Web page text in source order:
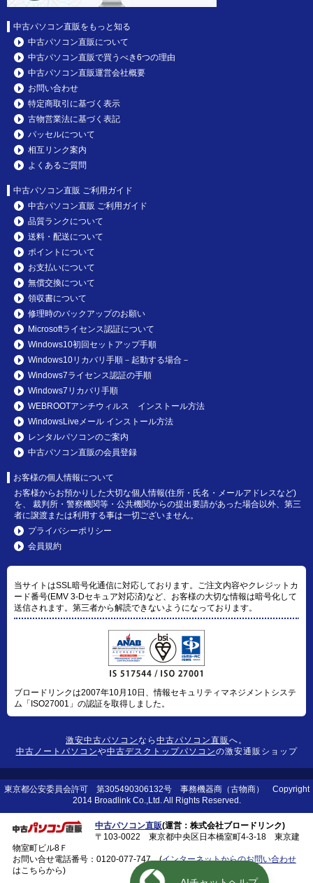
中古パソコン直販をもっと知る
中古パソコン直販について
中古パソコン直販で買うべき6つの理由
中古パソコン直販運営会社概要
お問い合わせ
特定商取引に基づく表示
古物営業法に基づく表記
パッセルについて
相互リンク案内
よくあるご質問
中古パソコン直販 ご利用ガイド
中古パソコン直販 ご利用ガイド
品質ランクについて
送料・配送について
ポイントについて
お支払いについて
無償交換について
領収書について
修理時のバックアップのお願い
Microsoftライセンス認証について
Windows10初回セットアップ手順
Windows10リカバリ手順－起動する場合－
Windows7ライセンス認証の手順
Windows7リカバリ手順
WEBROOTアンチウィルス インストール方法
WindowsLiveメール インストール方法
レンタルパソコンのご案内
中古パソコン直販の会員登録
お客様の個人情報について
お客様からお預かりした大切な個人情報(住所・氏名・メールアドレスなど)
を、 裁判所・警察機関等・公共機関からの提出要請があった場合以外、第三
者に譲渡または利用する事は一切ございません。
プライバシーポリシー
会員規約
当サイトはSSL暗号化通信に対応しております。ご注文内容やクレジットカ
ード番号(EMV 3-Dセキュア対応済)など、お客様の大切な情報は暗号化して
送信されます。第三者から解読できないようになっております。
ブロードリンクは2007年10月10日、情報セキュリティマネジメントシステ
ム「ISO27001」の認証を取得しました。
激安中古パソコンなら 中古パソコン直販 へ。
中古ノートパソコンや中古デスクトップパソコンの激安通販ショップ
東京都公安委員会許可 第305490306132号 事務機器商（古物商） Copyright
2014 Broadlink Co.,Ltd. All Rights Reserved.
中古パソコン直販(運営：株式会社ブロードリンク)
〒103-0022 東京都中央区日本橋室町4-3-18 東京建
物室町ビル8Ｆ
お問い合せ電話番号： 0120-077-747(インターネットからのお問い合わせ
はこちらから)